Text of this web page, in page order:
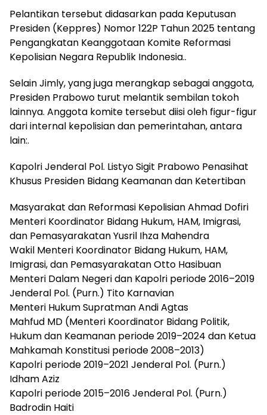
​Pelantikan tersebut didasarkan pada Keputusan
Presiden (Keppres) Nomor 122P Tahun 2025 tentang
Pengangkatan Keanggotaan Komite Reformasi
Kepolisian Negara Republik Indonesia..
​Selain Jimly, yang juga merangkap sebagai anggota,
Presiden Prabowo turut melantik sembilan tokoh
lainnya. Anggota komite tersebut diisi oleh figur-figur
dari internal kepolisian dan pemerintahan, antara
lain:.
​Kapolri Jenderal Pol. Listyo Sigit Prabowo Penasihat
Khusus Presiden Bidang Keamanan dan Ketertiban
Masyarakat dan Reformasi Kepolisian Ahmad Dofiri
​Menteri Koordinator Bidang Hukum, HAM, Imigrasi,
dan Pemasyarakatan Yusril Ihza Mahendra
​Wakil Menteri Koordinator Bidang Hukum, HAM,
Imigrasi, dan Pemasyarakatan Otto Hasibuan
​Menteri Dalam Negeri dan Kapolri periode 2016–2019
Jenderal Pol. (Purn.) Tito Karnavian
​Menteri Hukum Supratman Andi Agtas
​Mahfud MD (Menteri Koordinator Bidang Politik,
Hukum dan Keamanan periode 2019–2024 dan Ketua
Mahkamah Konstitusi periode 2008–2013)
​Kapolri periode 2019–2021 Jenderal Pol. (Purn.)
Idham Aziz
​Kapolri periode 2015–2016 Jenderal Pol. (Purn.)
Badrodin Haiti